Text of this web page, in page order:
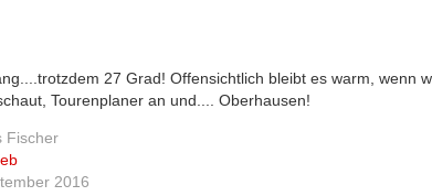
27 Grad! Offensichtlich bleibt es warm, wenn
Tourenplaner an und.... Oberhausen!
Fischer
2016